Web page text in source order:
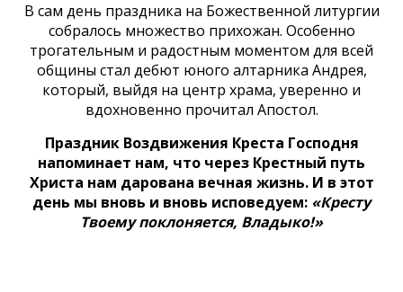
В сам день праздника на Божественной литургии
собралось множество прихожан. Особенно
трогательным и радостным моментом для всей
общины стал дебют юного алтарника Андрея,
который, выйдя на центр храма, уверенно и
вдохновенно прочитал Апостол.
Праздник Воздвижения Креста Господня
напоминает нам, что через Крестный путь
Христа нам дарована вечная жизнь. И в этот
день мы вновь и вновь исповедуем: «Кресту
Твоему поклоняется, Владыко!»